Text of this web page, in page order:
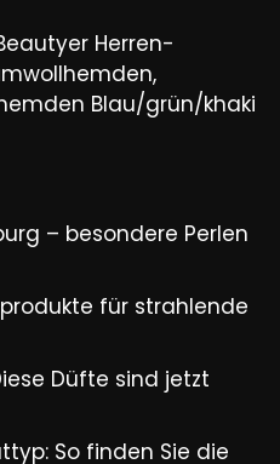
Herren-
Blau/grün/khaki
– besondere Perlen
für strahlende
Düfte sind jetzt
So finden Sie die